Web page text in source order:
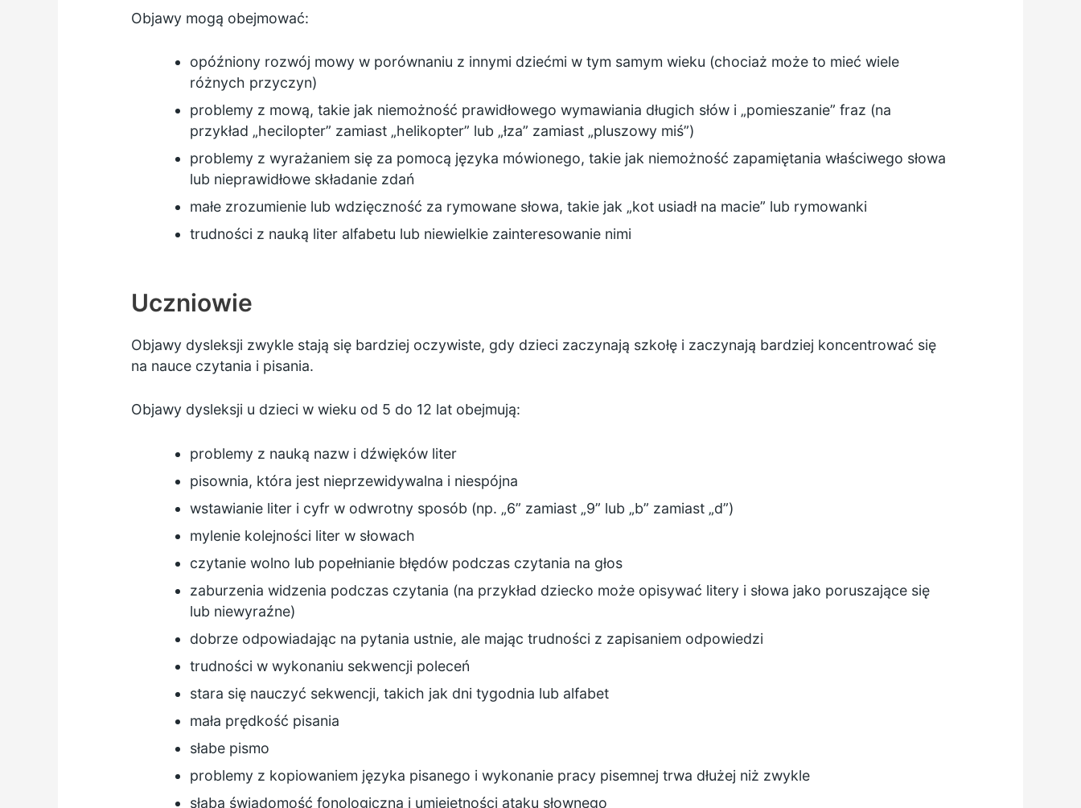
Objawy mogą obejmować:
opóźniony rozwój mowy w porównaniu z innymi dziećmi w tym samym wieku (chociaż może to mieć wiele
różnych przyczyn)
problemy z mową, takie jak niemożność prawidłowego wymawiania długich słów i „pomieszanie” fraz (na
przykład „hecilopter” zamiast „helikopter” lub „łza” zamiast „pluszowy miś”)
problemy z wyrażaniem się za pomocą języka mówionego, takie jak niemożność zapamiętania właściwego słowa
lub nieprawidłowe składanie zdań
małe zrozumienie lub wdzięczność za rymowane słowa, takie jak „kot usiadł na macie” lub rymowanki
trudności z nauką liter alfabetu lub niewielkie zainteresowanie nimi
Uczniowie
Objawy dysleksji zwykle stają się bardziej oczywiste, gdy dzieci zaczynają szkołę i zaczynają bardziej koncentrować się
na nauce czytania i pisania.
Objawy dysleksji u dzieci w wieku od 5 do 12 lat obejmują:
problemy z nauką nazw i dźwięków liter
pisownia, która jest nieprzewidywalna i niespójna
wstawianie liter i cyfr w odwrotny sposób (np. „6” zamiast „9” lub „b” zamiast „d”)
mylenie kolejności liter w słowach
czytanie wolno lub popełnianie błędów podczas czytania na głos
zaburzenia widzenia podczas czytania (na przykład dziecko może opisywać litery i słowa jako poruszające się
lub niewyraźne)
dobrze odpowiadając na pytania ustnie, ale mając trudności z zapisaniem odpowiedzi
trudności w wykonaniu sekwencji poleceń
stara się nauczyć sekwencji, takich jak dni tygodnia lub alfabet
mała prędkość pisania
słabe pismo
problemy z kopiowaniem języka pisanego i wykonanie pracy pisemnej trwa dłużej niż zwykle
słaba świadomość fonologiczna i umiejętności ataku słownego